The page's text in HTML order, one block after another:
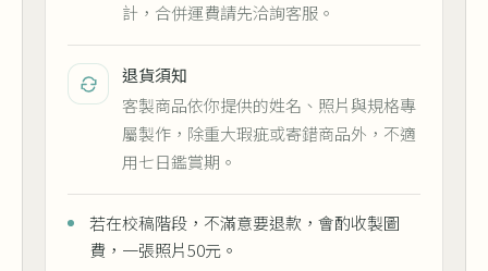
計，合併運費請先洽詢客服。
退貨須知
客製商品依你提供的姓名、照片與規格專
屬製作，除重大瑕疵或寄錯商品外，不適
用七日鑑賞期。
若在校稿階段，不滿意要退款，會酌收製圖
費，一張照片50元。